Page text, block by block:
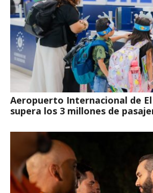
Aeropuerto Internacional de
supera los 3 millones de